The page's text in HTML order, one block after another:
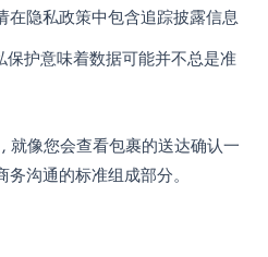
在隐私政策中包含追踪披露信息
保护意味着数据可能并不总是准
就像您会查看包裹的送达确认一
沟通的标准组成部分。